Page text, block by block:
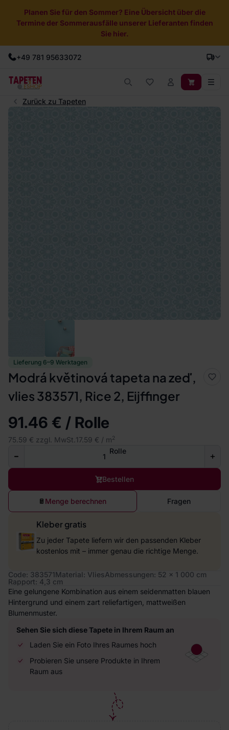
Planen Sie für den Sommer? Eine Übersicht über die
Termine der Sommerausfälle unserer Lieferanten finden
Sie hier.
+49 781 95633072
Zurück zu Tapeten
Lieferung 6–9 Werktagen
Modrá květinová tapeta na zeď,
vlies 383571, Rice 2, Eijffinger
91.46 € / Rolle
75.59 € zzgl. MwSt. 17.59 € / m2
Rolle
Bestellen
Menge berechnen Fragen
Kleber gratis
Zu jeder Tapete liefern wir den passenden Kleber
kostenlos mit – immer genau die richtige Menge.
Code: 383571Material: VliesAbmessungen: 52 x 1 000 cm
Rapport: 4,3 cm
Eine gelungene Kombination aus einem seidenmatten blauen
Hintergrund und einem zart reliefartigen, mattweißen
Blumenmuster.
Sehen Sie sich diese Tapete in Ihrem Raum an
Laden Sie ein Foto Ihres Raumes hoch
Probieren Sie unsere Produkte in Ihrem
Raum aus